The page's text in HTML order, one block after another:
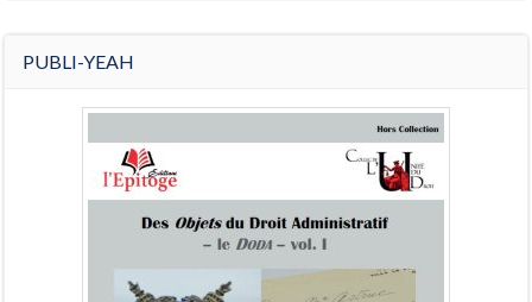
PUBLI-YEAH